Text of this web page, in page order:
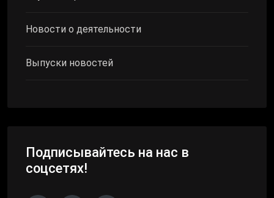
Новости о деятельности
Выпуски новостей
Подписывайтесь на нас в
соцсетях!